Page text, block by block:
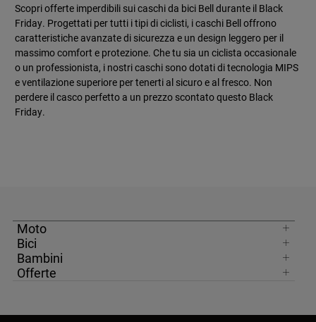
Scopri offerte imperdibili sui caschi da bici Bell durante il Black
Friday. Progettati per tutti i tipi di ciclisti, i caschi Bell offrono
caratteristiche avanzate di sicurezza e un design leggero per il
massimo comfort e protezione. Che tu sia un ciclista occasionale
o un professionista, i nostri caschi sono dotati di tecnologia MIPS
e ventilazione superiore per tenerti al sicuro e al fresco. Non
perdere il casco perfetto a un prezzo scontato questo Black
Friday.
Moto
Bici
Bambini
Offerte